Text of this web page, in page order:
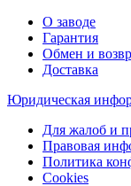
О заводе
Гарантия
Обмен и
Доставка
Юридическая
Для жалоб и
Правовая
Политика
Cookies